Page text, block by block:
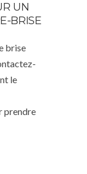
UN
BRISE
brise
le
prendre